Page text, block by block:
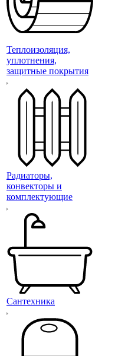
Теплоизоляция,
уплотнения,
защитные покрытия
Радиаторы,
конвекторы и
комплектующие
Сантехника